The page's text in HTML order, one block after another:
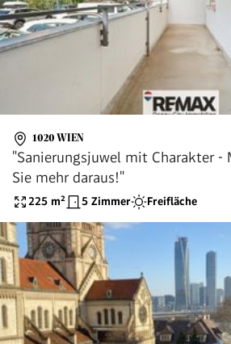
1020 WIEN
"Sanierungsjuwel mit Charakter -
Sie mehr daraus!"
225 m² 5 Zimmer Freifläche